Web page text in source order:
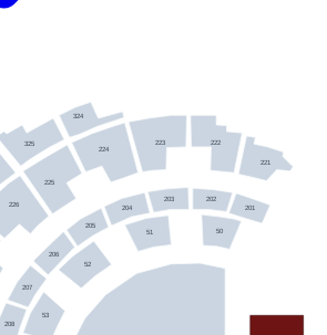
201
202
203
204
205
206
207
208
221
222
223
224
225
226
324
325
50
51
52
53